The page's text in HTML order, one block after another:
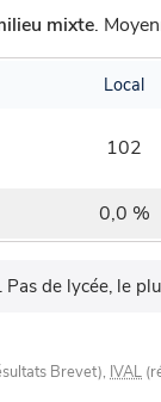
mixte.
Local
102
0,0 %
. Pas de lycée, le
Brevet), IVAL